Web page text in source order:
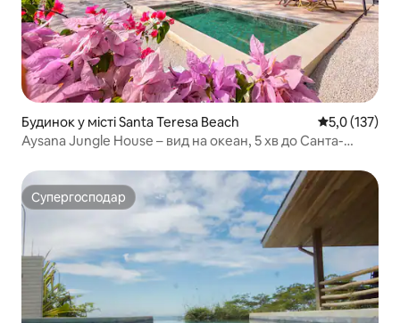
Будинок у місті Santa Teresa Beach Середня
5,0 (137)
Aysana Jungle House – вид на океан, 5 хв до Санта-
Супергосподар
Супергосподар